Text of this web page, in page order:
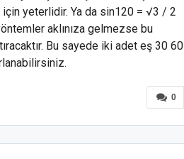
yeterlidir. Ya da sin120 = √3 / 2
aklınıza gelmezse bu
Bu sayede iki adet eş 30 60
0